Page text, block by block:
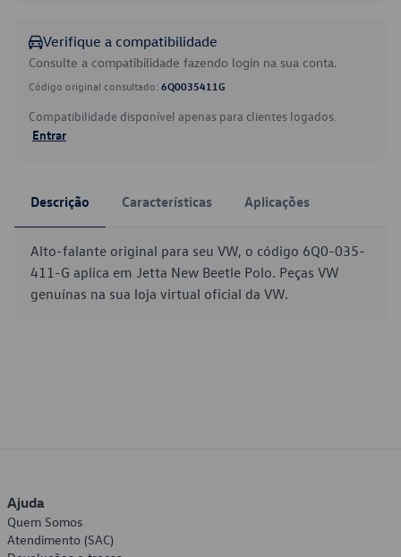
Verifique a compatibilidade
Consulte a compatibilidade fazendo login na sua conta.
Código original consultado: 6Q0035411G
Compatibilidade disponível apenas para clientes logados.
Entrar
Descrição Características Aplicações
Alto-falante original para seu VW, o código 6Q0-035-
411-G aplica em Jetta New Beetle Polo. Peças VW
genuínas na sua loja virtual oficial da VW.
Ajuda
Quem Somos
Atendimento (SAC)